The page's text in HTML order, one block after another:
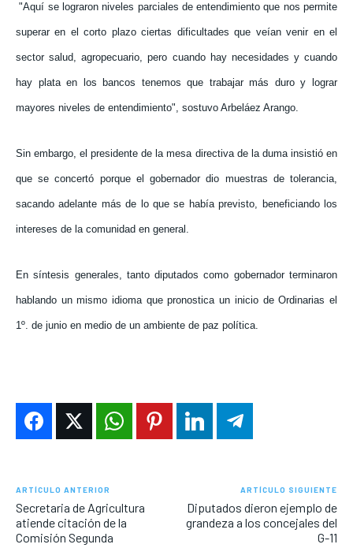
"Aquí se lograron niveles parciales de entendimiento que nos permite
superar en el corto plazo ciertas dificultades que veían venir en el
sector salud, agropecuario, pero cuando hay necesidades y cuando
hay plata en los bancos tenemos que trabajar más duro y lograr
mayores niveles de entendimiento", sostuvo Arbeláez Arango.
Sin embargo, el presidente de la mesa directiva de la duma insistió en
que se concertó porque el gobernador dio muestras de tolerancia,
sacando adelante más de lo que se había previsto, beneficiando los
intereses de la comunidad en general.
En síntesis generales, tanto diputados como gobernador terminaron
hablando un mismo idioma que pronostica un inicio de Ordinarias el
1º. de junio en medio de un ambiente de paz política.
ARTÍCULO ANTERIOR
Secretaria de Agricultura
atiende citación de la
Comisión Segunda
ARTÍCULO SIGUIENTE
Diputados dieron ejemplo de
grandeza a los concejales del
G-11